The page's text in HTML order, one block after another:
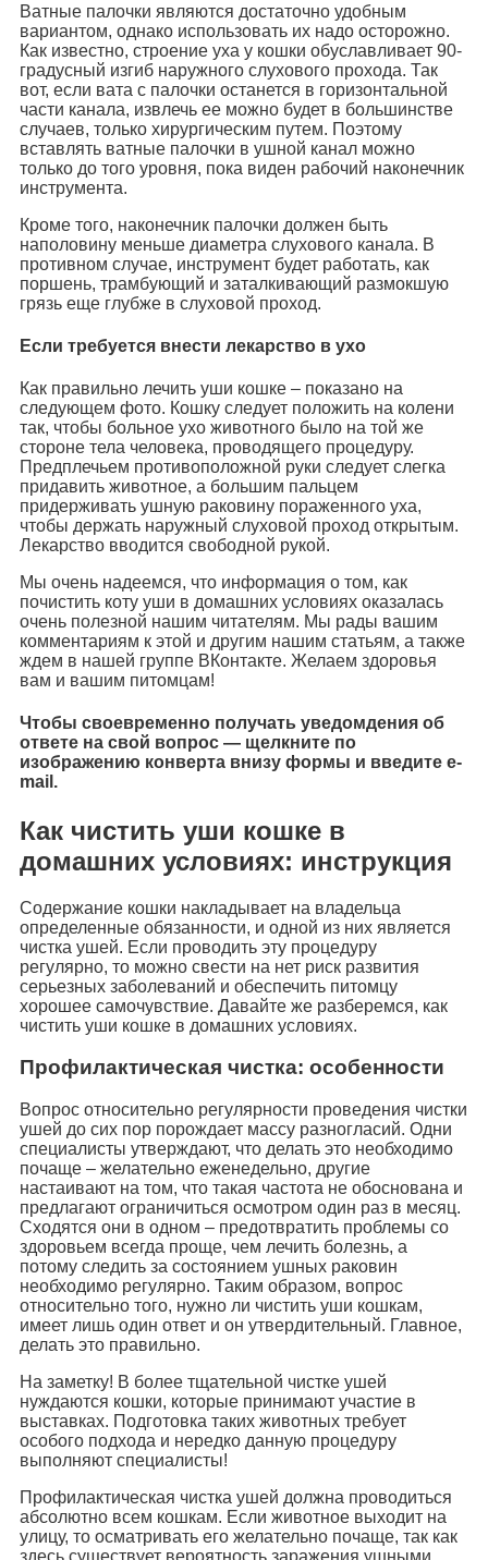
Ватные палочки являются достаточно удобным
вариантом, однако использовать их надо осторожно.
Как известно, строение уха у кошки обуславливает 90-
градусный изгиб наружного слухового прохода. Так
вот, если вата с палочки останется в горизонтальной
части канала, извлечь ее можно будет в большинстве
случаев, только хирургическим путем. Поэтому
вставлять ватные палочки в ушной канал можно
только до того уровня, пока виден рабочий наконечник
инструмента.
Кроме того, наконечник палочки должен быть
наполовину меньше диаметра слухового канала. В
противном случае, инструмент будет работать, как
поршень, трамбующий и заталкивающий размокшую
грязь еще глубже в слуховой проход.
Если требуется внести лекарство в ухо
Как правильно лечить уши кошке – показано на
следующем фото. Кошку следует положить на колени
так, чтобы больное ухо животного было на той же
стороне тела человека, проводящего процедуру.
Предплечьем противоположной руки следует слегка
придавить животное, а большим пальцем
придерживать ушную раковину пораженного уха,
чтобы держать наружный слуховой проход открытым.
Лекарство вводится свободной рукой.
Мы очень надеемся, что информация о том, как
почистить коту уши в домашних условиях оказалась
очень полезной нашим читателям. Мы рады вашим
комментариям к этой и другим нашим статьям, а также
ждем в нашей группе ВКонтакте. Желаем здоровья
вам и вашим питомцам!
Чтобы своевременно получать уведомдения об
ответе на свой вопрос — щелкните по
изображению конверта внизу формы и введите e-
mail.
Как чистить уши кошке в
домашних условиях: инструкция
Содержание кошки накладывает на владельца
определенные обязанности, и одной из них является
чистка ушей. Если проводить эту процедуру
регулярно, то можно свести на нет риск развития
серьезных заболеваний и обеспечить питомцу
хорошее самочувствие. Давайте же разберемся, как
чистить уши кошке в домашних условиях.
Профилактическая чистка: особенности
Вопрос относительно регулярности проведения чистки
ушей до сих пор порождает массу разногласий. Одни
специалисты утверждают, что делать это необходимо
почаще – желательно еженедельно, другие
настаивают на том, что такая частота не обоснована и
предлагают ограничиться осмотром один раз в месяц.
Сходятся они в одном – предотвратить проблемы со
здоровьем всегда проще, чем лечить болезнь, а
потому следить за состоянием ушных раковин
необходимо регулярно. Таким образом, вопрос
относительно того, нужно ли чистить уши кошкам,
имеет лишь один ответ и он утвердительный. Главное,
делать это правильно.
На заметку! В более тщательной чистке ушей
нуждаются кошки, которые принимают участие в
выставках. Подготовка таких животных требует
особого подхода и нередко данную процедуру
выполняют специалисты!
Профилактическая чистка ушей должна проводиться
абсолютно всем кошкам. Если животное выходит на
улицу, то осматривать его желательно почаще, так как
здесь существует вероятность заражения ушными